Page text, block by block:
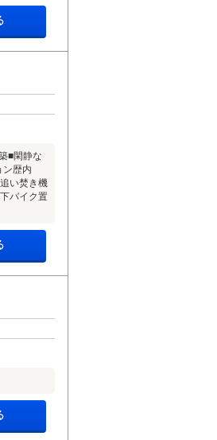
■閑静な
ン歴内
い焚き機
バイク置